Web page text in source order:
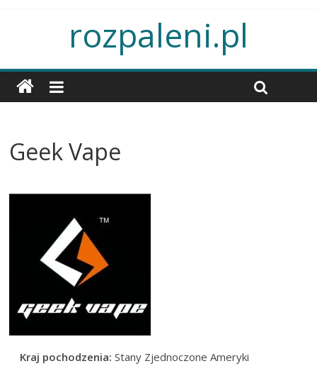
rozpaleni.pl
Geek Vape
Kraj pochodzenia:Stany Zjednoczone Ameryki